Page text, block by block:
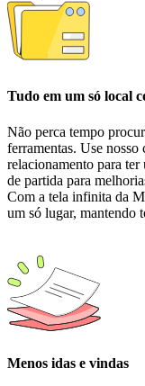
Tudo em um só local
Não perca tempo
ferramentas. Use nosso
relacionamento para ter
de partida para
Com a tela infinita da
um só lugar, mantendo
Menos idas e vindas